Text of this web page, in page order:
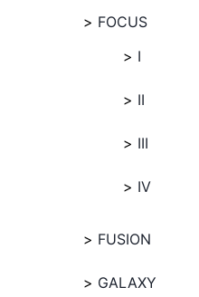
FOCUS
I
II
III
IV
FUSION
GALAXY